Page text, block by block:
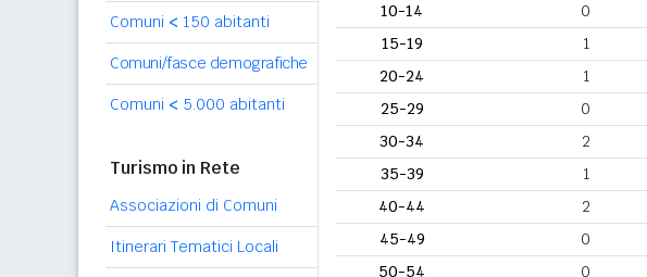
Comuni < 150 abitanti
Comuni/fasce demografiche
Comuni < 5.000 abitanti
Turismo in Rete
Associazioni di Comuni
Itinerari Tematici Locali
10-14
0
15-19
1
20-24
1
25-29
0
30-34
2
35-39
1
40-44
2
45-49
0
50-54
0